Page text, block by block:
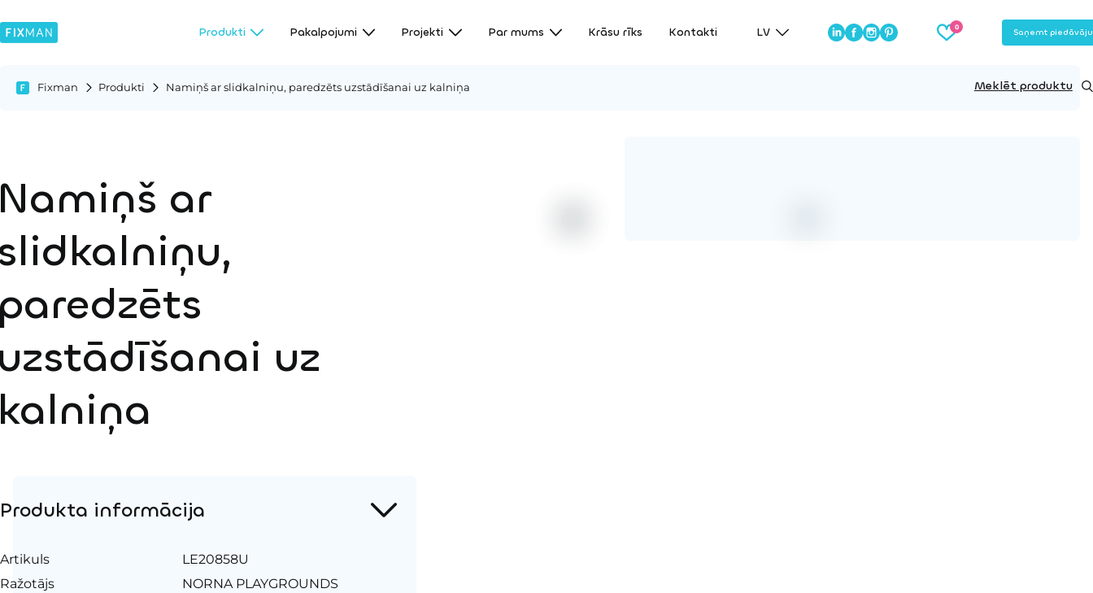
Produkti Pakalpojumi Projekti Par mums Krāsu rīks Kontakti LV Saņemt
Fixman Produkti Namiņš ar slidkalniņu, paredzēts uzstādīšanai uz kalniņa Meklēt produktu
ar
uz
Produkta informācija
Artikuls
LE20858U
Ražotājs
NORNA PLAYGROUNDS